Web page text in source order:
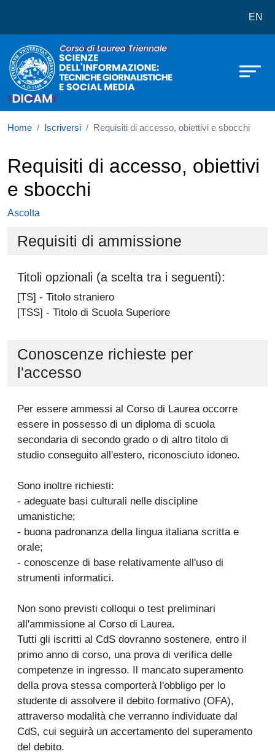
Corso di laurea in Scienze EN
Home Iscriversi Requisiti di accesso, obiettivi e sbocchi
Requisiti di accesso, obiettivi
e sbocchi
Ascolta
Requisiti di ammissione
Titoli opzionali (a scelta tra i seguenti):
[TS] - Titolo straniero
[TSS] - Titolo di Scuola Superiore
Conoscenze richieste per
l'accesso
Per essere ammessi al Corso di Laurea occorre
essere in possesso di un diploma di scuola
secondaria di secondo grado o di altro titolo di
studio conseguito all'estero, riconosciuto idoneo.
Sono inoltre richiesti:
- adeguate basi culturali nelle discipline
umanistiche;
- buona padronanza della lingua italiana scritta e
orale;
- conoscenze di base relativamente all'uso di
strumenti informatici.
Non sono previsti colloqui o test preliminari
all'ammissione al Corso di Laurea.
Tutti gli iscritti al CdS dovranno sostenere, entro il
primo anno di corso, una prova di verifica delle
competenze in ingresso. Il mancato superamento
della prova stessa comporterà l'obbligo per lo
studente di assolvere il debito formativo (OFA),
attraverso modalità che verranno individuate dal
CdS, cui seguirà un accertamento del superamento
del debito.